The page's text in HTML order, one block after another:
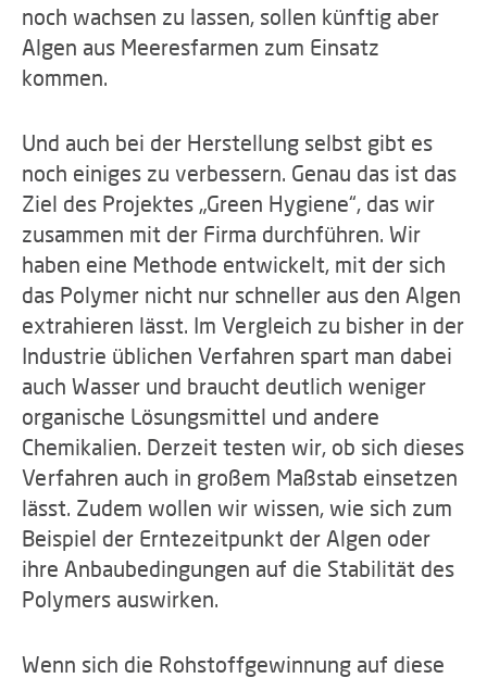
noch wachsen zu lassen, sollen künftig aber
Algen aus Meeresfarmen zum Einsatz
kommen.
Und auch bei der Herstellung selbst gibt es
noch einiges zu verbessern. Genau das ist das
Ziel des Projektes „Green Hygiene“, das wir
zusammen mit der Firma durchführen. Wir
haben eine Methode entwickelt, mit der sich
das Polymer nicht nur schneller aus den Algen
extrahieren lässt. Im Vergleich zu bisher in der
Industrie üblichen Verfahren spart man dabei
auch Wasser und braucht deutlich weniger
organische Lösungsmittel und andere
Chemikalien. Derzeit testen wir, ob sich dieses
Verfahren auch in großem Maßstab einsetzen
lässt. Zudem wollen wir wissen, wie sich zum
Beispiel der Erntezeitpunkt der Algen oder
ihre Anbaubedingungen auf die Stabilität des
Polymers auswirken.
Wenn sich die Rohstoffgewinnung auf diese